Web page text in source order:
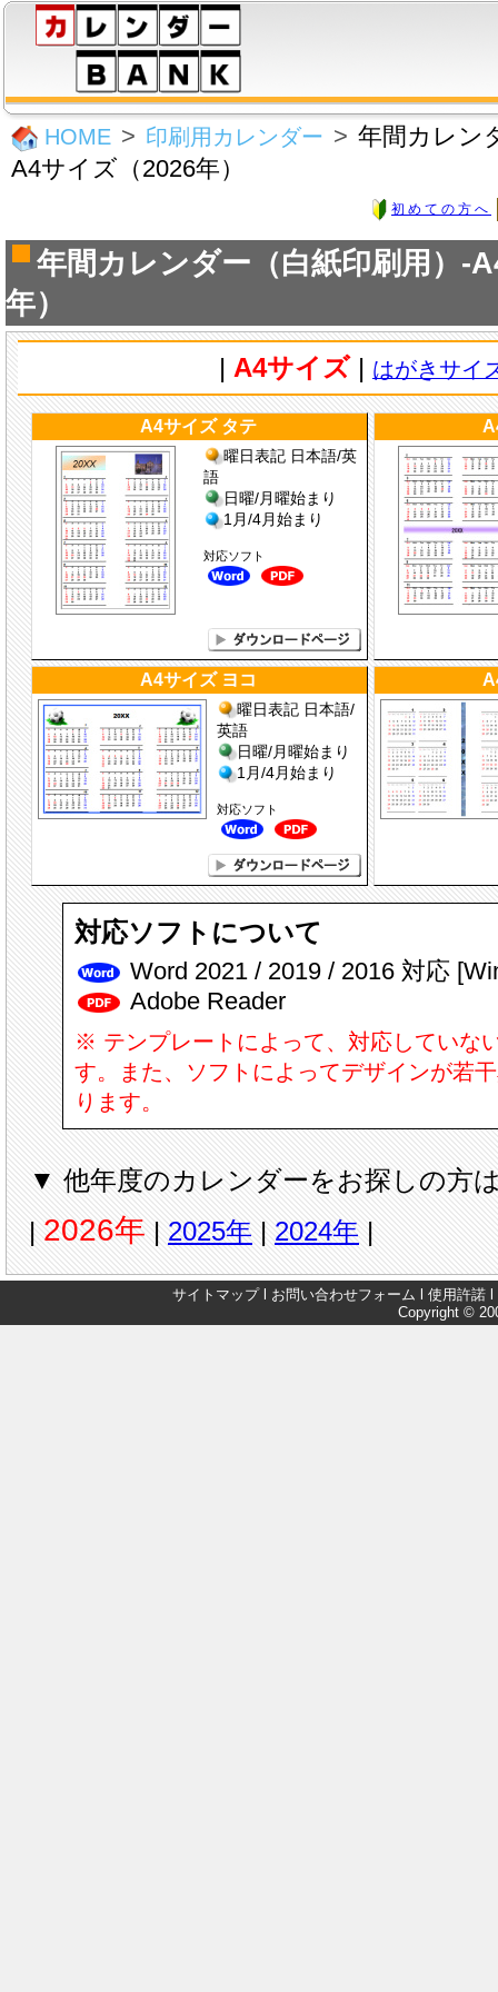
HOME 印刷用カレンダー
年間カレン
A4サイズ（2026年）
初めての方へ
年間カレンダー（白紙印刷用）-
年）
| A4サイズ| はがきサイ
A4サイズ タテ
曜日表記 日本語/英
語
日曜/月曜始まり
1月/4月始まり
対応ソフト
A4サイズ ヨコ
曜日表記 日本語/
英語
日曜/月曜始まり
1月/4月始まり
対応ソフト
対応ソフトについて
Word 2021 / 2019 / 2016 対応
Adobe Reader
※ テンプレートによって、対応していな
す。また、ソフトによってデザインが若
ります。
▼ 他年度のカレンダーをお探しの方
| 2026年 | 2025年 | 2024年 |
サイトマップl お問い合わせフォーム 使用許諾
Copyright ©